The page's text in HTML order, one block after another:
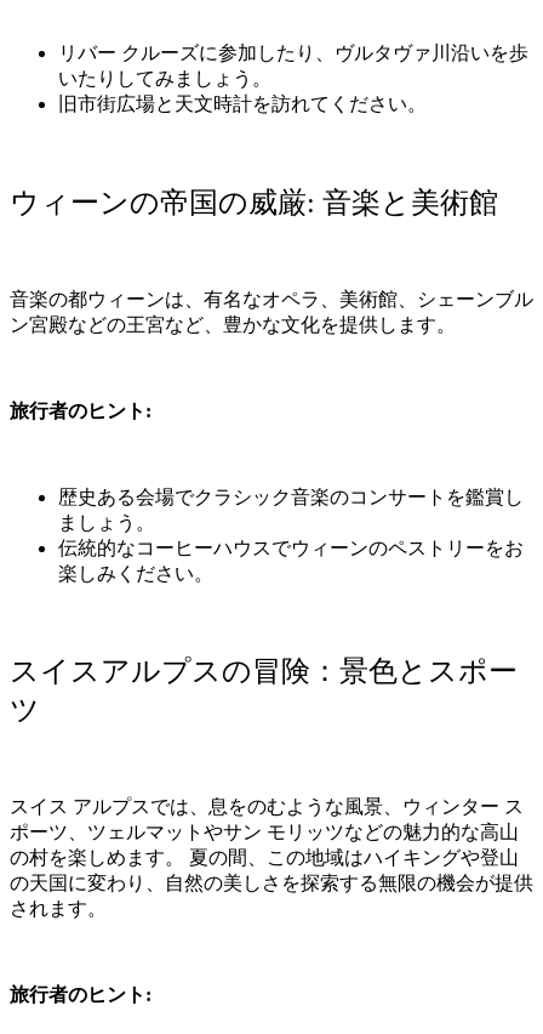
リバー クルーズに参加したり、ヴルタヴァ川沿いを歩
いたりしてみましょう。
旧市街広場と天文時計を訪れてください。
ウィーンの帝国の威厳: 音楽と美術館
音楽の都ウィーンは、有名なオペラ、美術館、シェーンブル
ン宮殿などの王宮など、豊かな文化を提供します。
旅行者のヒント :
歴史ある会場でクラシック音楽のコンサートを鑑賞し
ましょう。
伝統的なコーヒーハウスでウィーンのペストリーをお
楽しみください。
スイスアルプスの冒険：景色とスポー
ツ
スイス アルプスでは、息をのむような風景、ウィンター ス
ポーツ、ツェルマットやサン モリッツなどの魅力的な高山
の村を楽しめます。
夏の間、この地域はハイキングや登山
の天国に変わり、自然の美しさを探索する無限の機会が提供
されます。
旅行者のヒント :